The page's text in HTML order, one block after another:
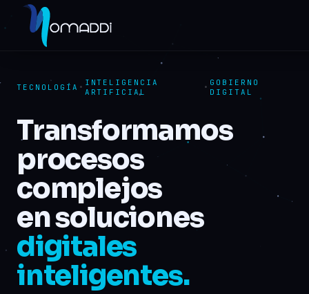
TECNOLOGÍA • INTELIGENCIA
ARTIFICIAL
• GOBIERNO
DIGITAL
Transformamos
procesos
complejos
en soluciones
digitales
inteligentes.